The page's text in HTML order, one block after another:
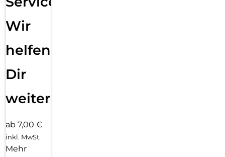
Wir
helfen
Dir
weiter
ab 7,00 €
inkl. MwSt.
Mehr